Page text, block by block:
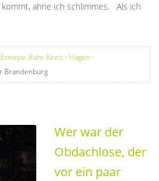
ahne ich schlimmes. Als ich
Ennepe-Ruhr-Kreis · Hagen ·
Brandenburg
Wer war der
Obdachlose, der
vor ein paar